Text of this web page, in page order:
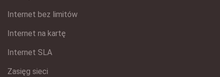
Internet bez limitów
Internet na kartę
Internet SLA
Zasięg sieci